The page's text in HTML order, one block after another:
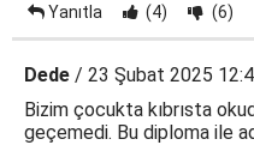
Yanıtla (4) (6)
Dede / 23 Şubat 2025
Bizim çocukta kıbrısta
geçemedi. Bu diploma ile